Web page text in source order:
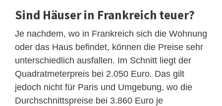
Sind Häuser in Frankreich teuer?
Je nachdem, wo in Frankreich sich die Wohnung
oder das Haus befindet, können die Preise sehr
unterschiedlich ausfallen. Im Schnitt liegt der
Quadratmeterpreis bei 2.050 Euro. Das gilt
jedoch nicht für Paris und Umgebung, wo die
Durchschnittspreise bei 3.860 Euro je